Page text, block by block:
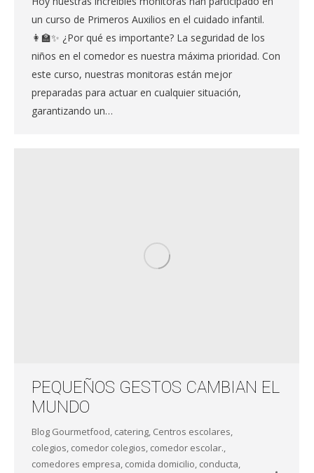
un curso de Primeros Auxilios en el cuidado infantil.
👩‍🏫✨ ¿Por qué es importante? La seguridad de los
niños en el comedor es nuestra máxima prioridad. Con
este curso, nuestras monitoras están mejor
preparadas para actuar en cualquier situación,
garantizando un…
PEQUEÑOS GESTOS CAMBIAN EL
MUNDO
Blog Gourmetfood catering Centros escolares
colegios comedor colegios comedor escolar.
comedores empresa comida domicilio conducta